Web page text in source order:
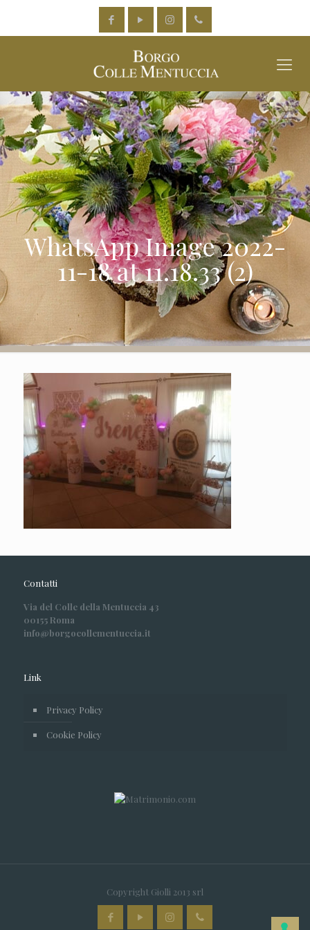
WhatsApp Image 2022-
11-18 at 11.18.33 (2)
Contatti
Via del Colle della Mentuccia 43
00155 Roma
info@borgocollementuccia.it
Link
Privacy Policy
Cookie Policy
Copyright Giolli 2013 srl